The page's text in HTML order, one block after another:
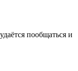
пообщаться и